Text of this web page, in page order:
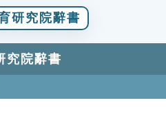
研究院辭書
究院辭書